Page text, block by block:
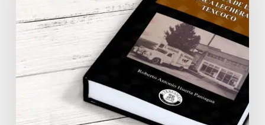
la
cuenca
de
Texcoco”